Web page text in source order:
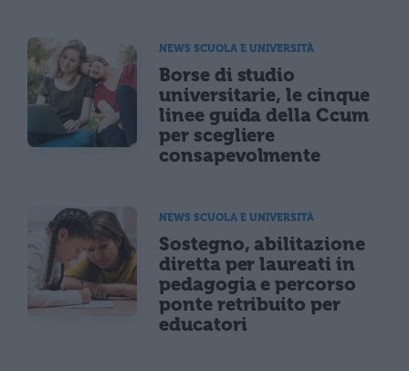
NEWS SCUOLA E UNIVERSITÀ
Borse di studio
universitarie, le cinque
linee guida della Ccum
per scegliere
consapevolmente
NEWS SCUOLA E UNIVERSITÀ
Sostegno, abilitazione
diretta per laureati in
pedagogia e percorso
ponte retribuito per
educatori